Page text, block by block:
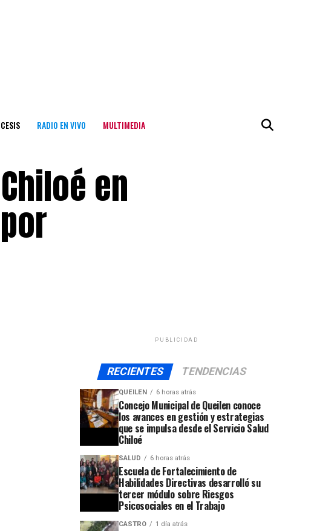
RADIO EN VIVO MULTIMEDIA
en
PUBLICIDAD
RECIENTES TENDENCIAS
QUEILEN 6 horas atrás
Concejo Municipal de Queilen conoce
los avances en gestión y estrategias
que se impulsa desde el Servicio Salud
Chiloé
SALUD 6 horas atrás
Escuela de Fortalecimiento de
Habilidades Directivas desarrolló su
tercer módulo sobre Riesgos
Psicosociales en el Trabajo
CASTRO 1 día atrás